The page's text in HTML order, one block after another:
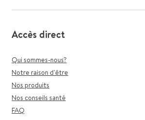
Accès direct
Qui sommes-nous?
Notre raison d'être
Nos produits
Nos conseils santé
FAQ